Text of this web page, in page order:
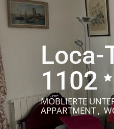
Loca-
1102
MÖBLIERTE
APPARTMENT ,